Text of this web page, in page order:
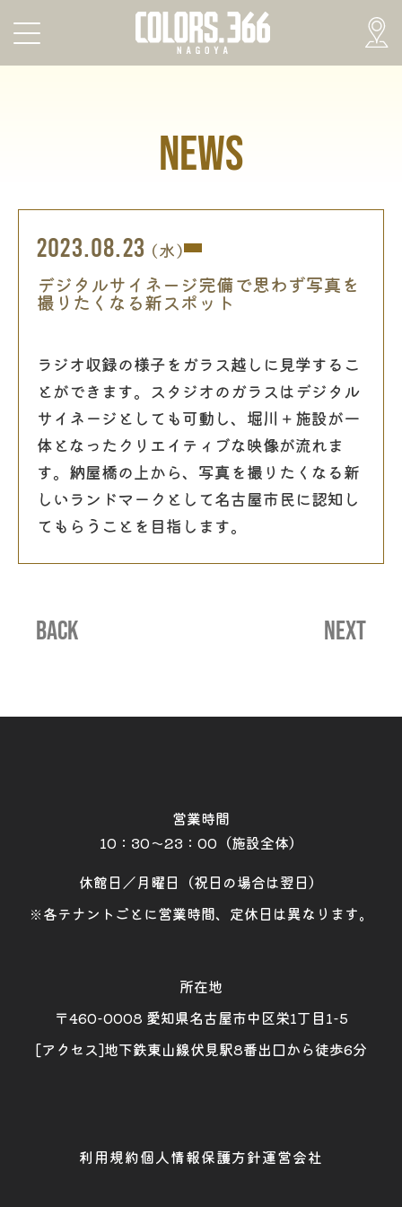
NEWS
2023.08.23 (水)
デジタルサイネージ完備で思わず写真を
撮りたくなる新スポット
ラジオ収録の様子をガラス越しに見学するこ
とができます。スタジオのガラスはデジタル
サイネージとしても可動し、堀川＋施設が一
体となったクリエイティブな映像が流れま
す。納屋橋の上から、写真を撮りたくなる新
しいランドマークとして名古屋市民に認知し
てもらうことを目指します。
BACK NEXT
営業時間
10：30～23：00（施設全体）
休館日／月曜日（祝日の場合は翌日）
※各テナントごとに営業時間、定休日は異なります。
所在地
〒460-0008 愛知県名古屋市中区栄1丁目1-5
[アクセス]地下鉄東山線伏見駅8番出口から徒歩6分
利用規約個人情報保護方針運営会社